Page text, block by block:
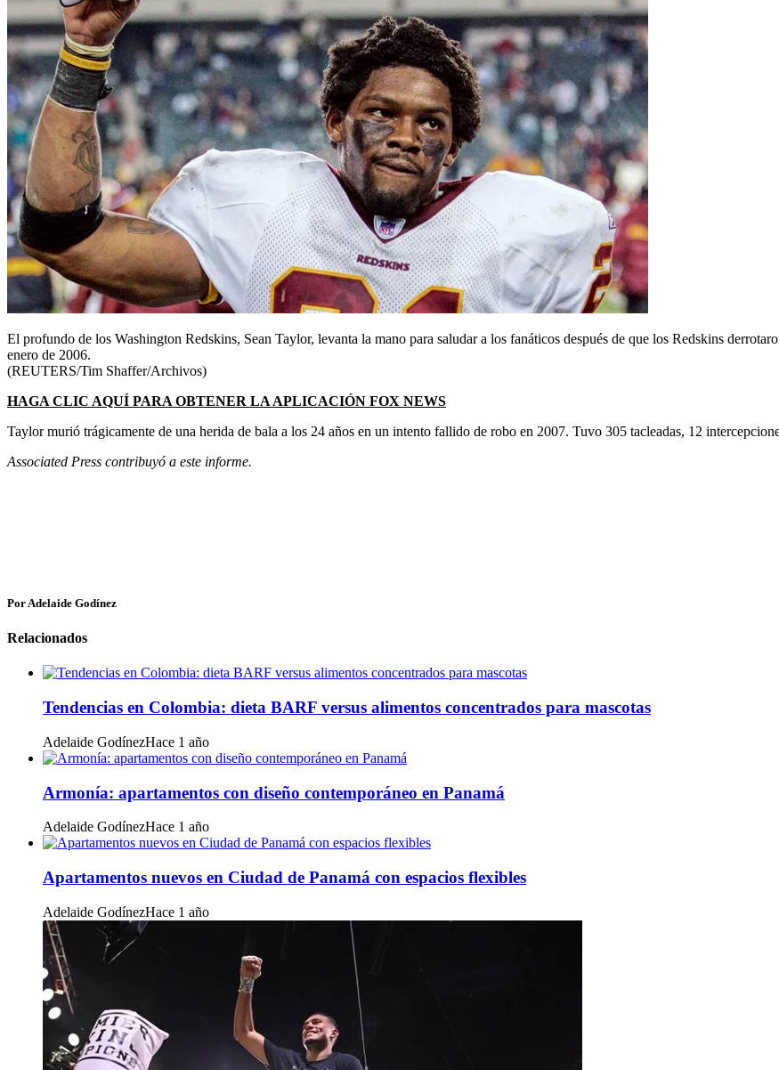
El profundo de los Washington Redskins, Sean Taylor, levanta la mano para saludar a los fanáticos después de que los Redskins
enero de 2006.
(REUTERS/Tim Shaffer/Archivos)
HAGA CLIC AQUÍ PARA OBTENER LA APLICACIÓN FOX NEWS
Taylor murió trágicamente de una herida de bala a los 24 años en un intento fallido de robo en 2007. Tuvo 305 tacleadas, 12
Associated Press contribuyó a este informe.
Por Adelaide Godínez
Relacionados
Tendencias en Colombia: dieta BARF versus alimentos concentrados para mascotas
Adelaide GodínezHace 1 año
Armonía: apartamentos con diseño contemporáneo en Panamá
Adelaide GodínezHace 1 año
Apartamentos nuevos en Ciudad de Panamá con espacios flexibles
Adelaide GodínezHace 1 año